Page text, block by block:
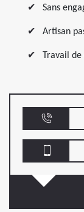
Sans
Artisan
Travail